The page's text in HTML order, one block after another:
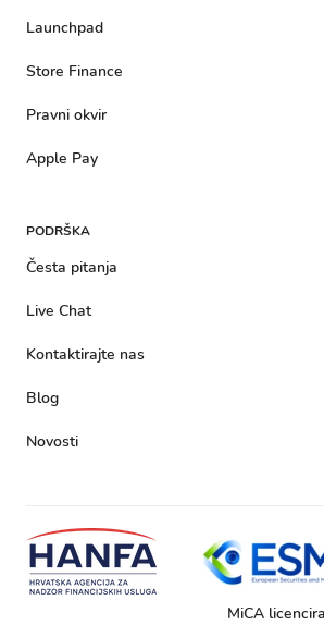
Launchpad
Store Finance
Pravni okvir
Apple Pay
PODRŠKA
Česta pitanja
Live Chat
Kontaktirajte nas
Blog
Novosti
MiCA